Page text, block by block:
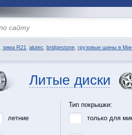
зима R21 alutec bridgestone грузовые шины в
Литые диски
летние
Тип покрышки:
только для